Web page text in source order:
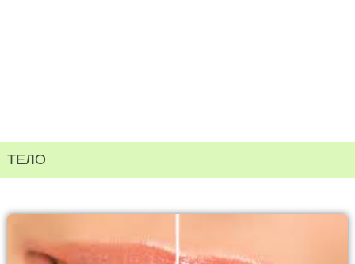
ТЕЛО